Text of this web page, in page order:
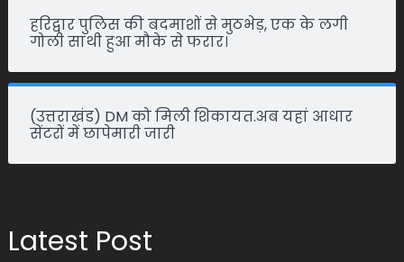
हरिद्वार पुलिस की बदमाशों से मुठभेड़, एक के लगी
गोली साथी हुआ मौके से फरार।
(उत्तराखंड) DM को मिली शिकायत.अब यहां आधार
सेंटरों में छापेमारी जारी
Latest Post